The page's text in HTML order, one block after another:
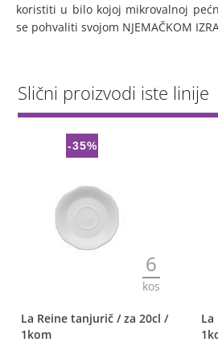
koristiti u bilo kojoj mikrovalnoj
se pohvaliti svojom NJEMAČKOM
Slični proizvodi iste linije
-35%
6
kos
La Reine tanjurič / za 20cl /
1kom
La